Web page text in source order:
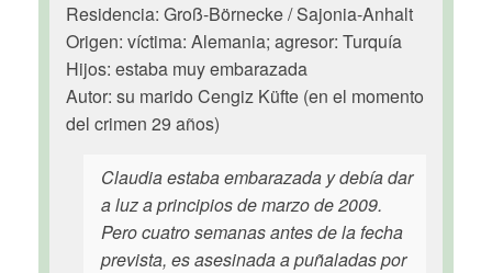
Residencia: Groß-Börnecke / Sajonia-Anhalt
Origen: víctima: Alemania; agresor: Turquía
Hijos: estaba muy embarazada
Autor: su marido Cengiz Küfte (en el momento
del crimen 29 años)
Claudia estaba embarazada y debía dar
a luz a principios de marzo de 2009.
Pero cuatro semanas antes de la fecha
prevista, es asesinada a puñaladas por